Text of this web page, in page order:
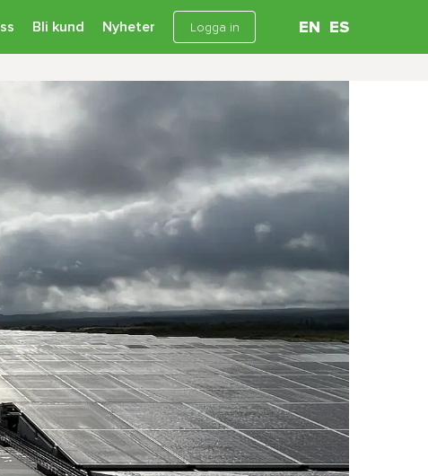
Bli kund Nyheter Logga in EN ES